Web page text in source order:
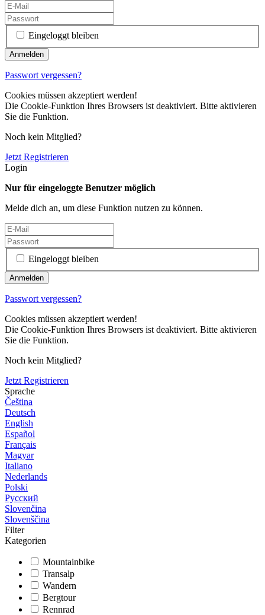
Eingeloggt bleiben
Passwort vergessen?
Cookies müssen akzeptiert werden!
Die Cookie-Funktion Ihres Browsers ist deaktiviert. Bitte aktivieren
Sie die Funktion.
Noch kein Mitglied?
Jetzt Registrieren
Login
Nur für eingeloggte Benutzer möglich
Melde dich an, um diese Funktion nutzen zu können.
Eingeloggt bleiben
Passwort vergessen?
Cookies müssen akzeptiert werden!
Die Cookie-Funktion Ihres Browsers ist deaktiviert. Bitte aktivieren
Sie die Funktion.
Noch kein Mitglied?
Jetzt Registrieren
Sprache
Čeština
Deutsch
English
Español
Français
Magyar
Italiano
Nederlands
Polski
Русский
Slovenčina
Slovenščina
Filter
Kategorien
Mountainbike
Transalp
Wandern
Bergtour
Rennrad